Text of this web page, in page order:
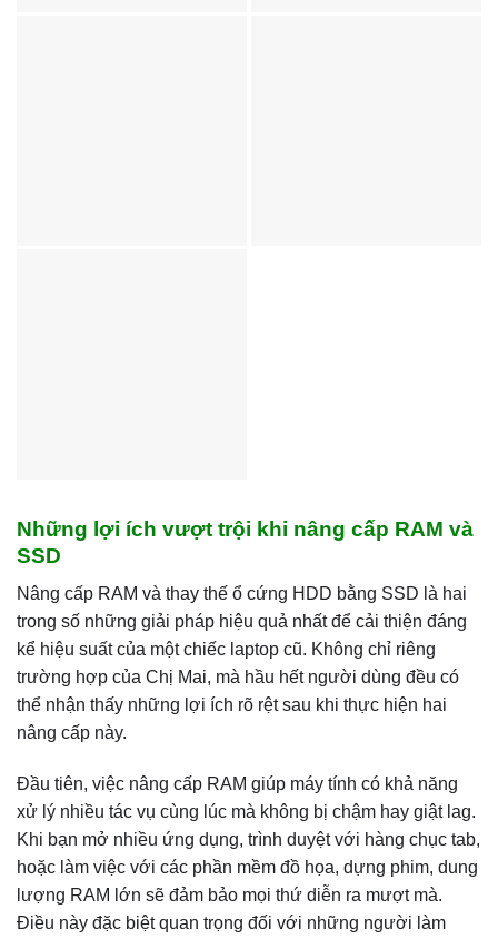
Những lợi ích vượt trội khi nâng cấp RAM và
SSD
Nâng cấp RAM và thay thế ổ cứng HDD bằng SSD là hai
trong số những giải pháp hiệu quả nhất để cải thiện đáng
kể hiệu suất của một chiếc laptop cũ. Không chỉ riêng
trường hợp của Chị Mai, mà hầu hết người dùng đều có
thể nhận thấy những lợi ích rõ rệt sau khi thực hiện hai
nâng cấp này.
Đầu tiên, việc nâng cấp RAM giúp máy tính có khả năng
xử lý nhiều tác vụ cùng lúc mà không bị chậm hay giật lag.
Khi bạn mở nhiều ứng dụng, trình duyệt với hàng chục tab,
hoặc làm việc với các phần mềm đồ họa, dựng phim, dung
lượng RAM lớn sẽ đảm bảo mọi thứ diễn ra mượt mà.
Điều này đặc biệt quan trọng đối với những người làm